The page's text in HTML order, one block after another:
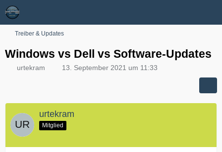
Treiber & Updates
Windows vs Dell vs Software-Updates
urtekram 13. September 2021 um 11:33
urtekram
Mitglied